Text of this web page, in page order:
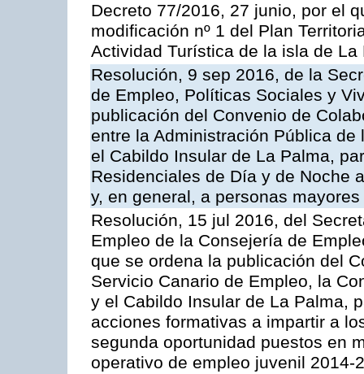
Decreto 77/2016, 27 junio, por el
modificación nº 1 del Plan
Actividad Turística de la isla de La
Resolución, 9 sep 2016, de la
de Empleo, Políticas Sociales y
publicación del Convenio de
entre la Administración Pública
el Cabildo Insular de La Palma,
Residenciales de Día y de Noche
y, en general, a personas
Resolución, 15 jul 2016, del
Empleo de la Consejería de
que se ordena la publicación del
Servicio Canario de Empleo, la
y el Cabildo Insular de La Palma,
acciones formativas a impartir a
segunda oportunidad puestos en
operativo de empleo juvenil 2014-